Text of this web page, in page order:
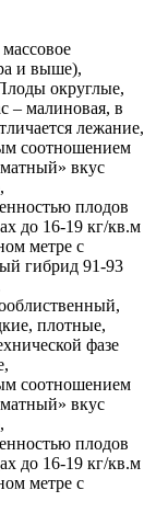
и выше),
округлые,
– малиновая, в
лежание,
соотношением
вкус
плодов
до 16-19 кг/кв.м
метре с
гибрид 91-93
плотные,
фазе
соотношением
вкус
плодов
до 16-19 кг/кв.м
метре с